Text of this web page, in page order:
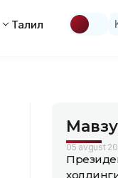
Таҳлил
05 avgust